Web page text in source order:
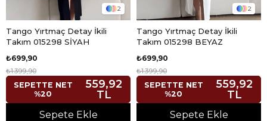
2
Tango Yırtmaç Detay İkili
Takım 015298 SİYAH
₺699,90
₺1.399,90
SEPETTE NET
%20
559,92
TL
Sepete Ekle
2
Tango Yırtmaç Detay İkili
Takım 015298 BEYAZ
₺699,90
₺1.399,90
SEPETTE NET
%20
559,92
TL
Sepete Ekle